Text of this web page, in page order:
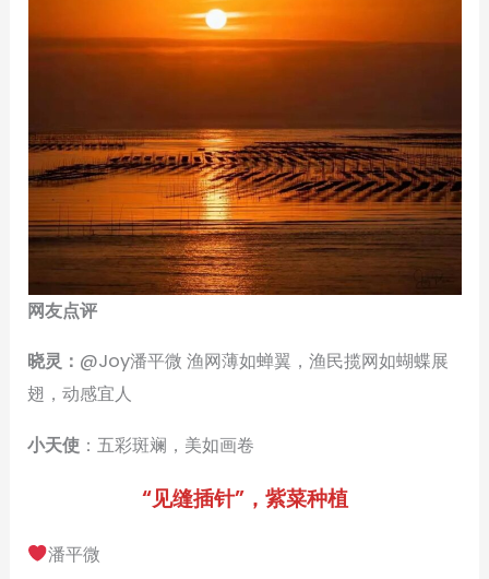
网友点评
晓灵： @Joy潘平微 渔网薄如蝉翼，渔民揽网如蝴蝶展
翅，动感宜人
小天使 ：五彩斑斓，美如画卷
“见缝插针”，紫菜种植
潘平微